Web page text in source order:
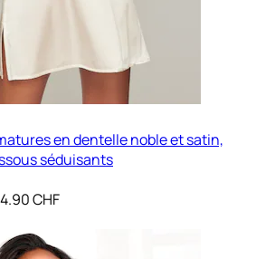
en dentelle noble et satin,
séduisants
CHF